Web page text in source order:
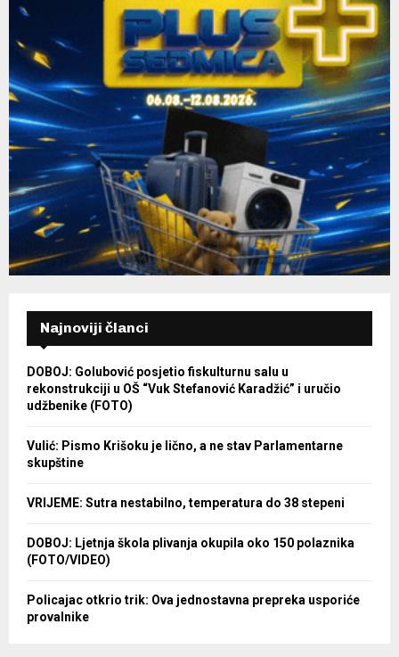
Najnoviji članci
DOBOJ: Golubović posjetio fiskulturnu salu u
rekonstrukciji u OŠ “Vuk Stefanović Karadžić” i uručio
udžbenike (FOTO)
Vulić: Pismo Krišoku je lično, a ne stav Parlamentarne
skupštine
VRIJEME: Sutra nestabilno, temperatura do 38 stepeni
DOBOJ: Ljetnja škola plivanja okupila oko 150 polaznika
(FOTO/VIDEO)
Policajac otkrio trik: Ova jednostavna prepreka usporiće
provalnike